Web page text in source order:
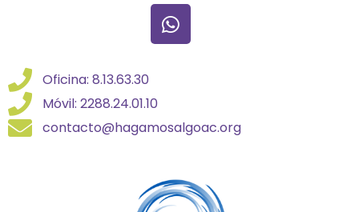
Oficina: 8.13.63.30
Móvil: 2288.24.01.10
contacto@hagamosalgoac.org